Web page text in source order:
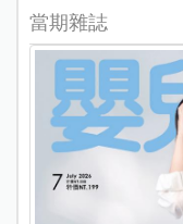
當期雜誌